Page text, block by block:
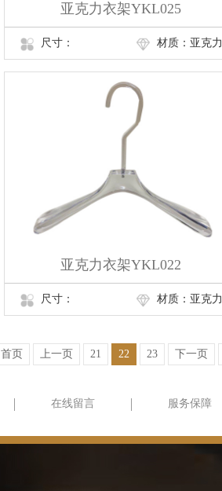
亚克力衣架YKL025
尺寸： 材质：亚克力
亚克力衣架YKL022
尺寸： 材质：亚克力
首页 上一页 21 22 23 下一页
在线留言 服务保障